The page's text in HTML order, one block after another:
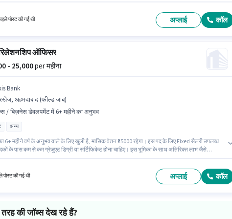
स्किल होना अनिवार्य है।
पोस्ट की गई थी अप्लाई कॉल
ऑफिसर
- 25,000per महीना
Bank
अहमदाबाद (फील्ड जाब)
/ बिज़नेस डेवलपमेंट में 6+ महीने का अनुभव
अन्य
6+ महीने वर्ष के अनुभव वाले के लिए खुली है, मासिक वेतन ₹25000 रहेगा। इस पद के लिए Fixed सैलरी उपलब्ध
के पास कम से कम ग्रेजुएट डिग्री या सर्टिफिकेट होना चाहिए। इस भूमिका के साथ अतिरिक्त लाभ जैसे
पोस्ट की गई थी अप्लाई कॉल
की जॉब्स देख रहे हैं?